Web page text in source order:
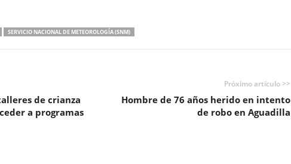
SERVICIO NACIONAL DE METEOROLOGÍA (SNM)
de crianza
a programas
Próximo artículo >>
Hombre de 76 años herido en intento
de robo en Aguadilla